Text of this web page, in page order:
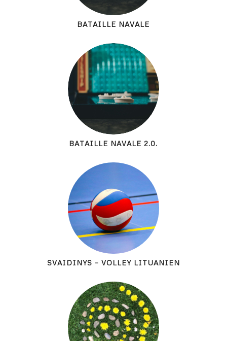
BATAILLE NAVALE
BATAILLE NAVALE 2.0.
SVAIDINYS – VOLLEY LITUANIEN